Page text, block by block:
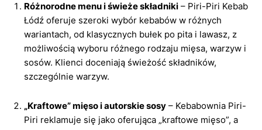
Różnorodne menu i świeże składniki – Piri-Piri Kebab
Łódź oferuje szeroki wybór kebabów w różnych
wariantach, od klasycznych bułek po pita i lawasz, z
możliwością wyboru różnego rodzaju mięsa, warzyw i
sosów. Klienci doceniają świeżość składników,
szczególnie warzyw.
„Kraftowe” mięso i autorskie sosy – Kebabownia Piri-
Piri reklamuje się jako oferująca „kraftowe mięso”, a